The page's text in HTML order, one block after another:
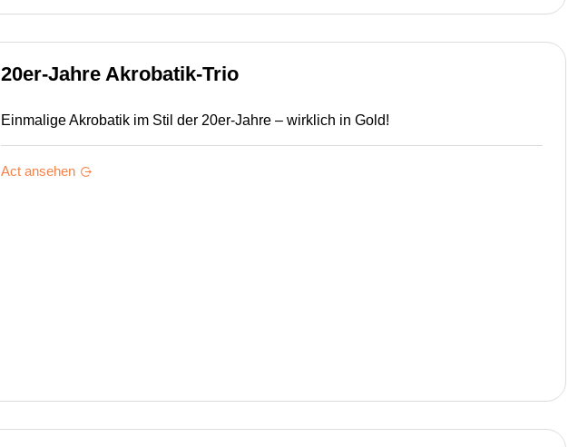
20er-Jahre Akrobatik-Trio
Einmalige Akrobatik im Stil der 20er-Jahre – wirklich in Gold!
Act ansehen